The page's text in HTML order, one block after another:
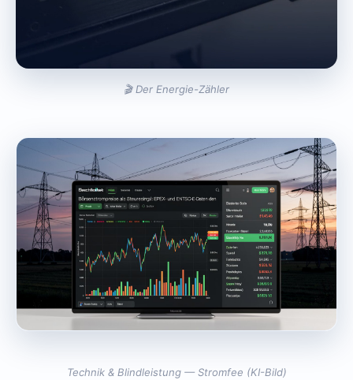
🎬 Der Energie-Zähler
Technik & Blindleistung — Stromfee (KI-Bild)